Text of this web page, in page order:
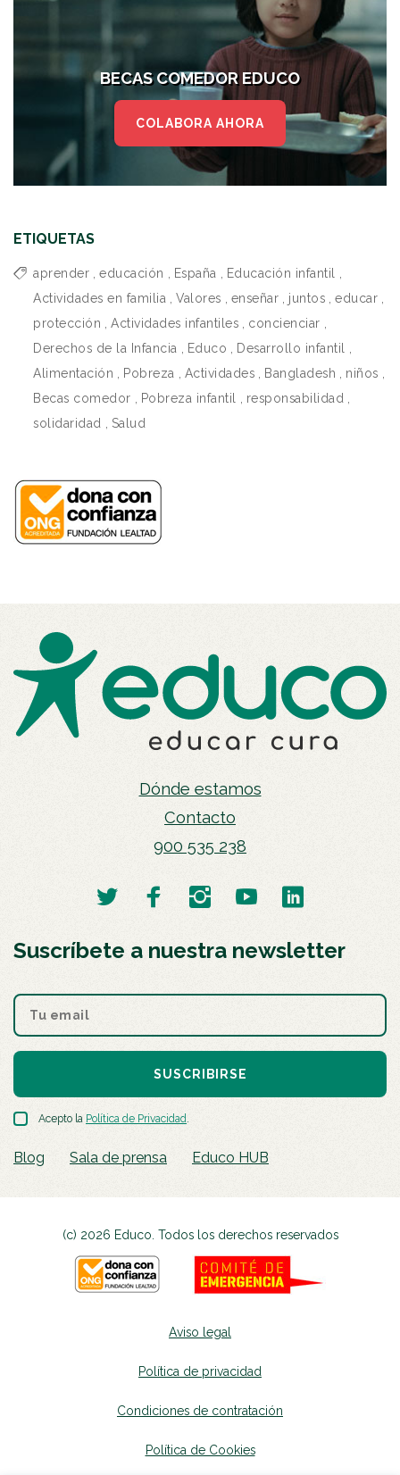
BECAS COMEDOR EDUCO
COLABORA AHORA
ETIQUETAS
aprender , educación , España , Educación infantil ,
Actividades en familia , Valores , enseñar , juntos , educar ,
protección , Actividades infantiles , concienciar ,
Derechos de la Infancia , Educo , Desarrollo infantil ,
Alimentación , Pobreza , Actividades , Bangladesh , niños ,
Becas comedor , Pobreza infantil , responsabilidad ,
solidaridad , Salud
Dónde estamos
Contacto
900 535 238
Suscríbete a nuestra newsletter
SUSCRIBIRSE
Acepto la Política de Privacidad.
Blog Sala de prensa Educo HUB
(c) 2026 Educo. Todos los derechos reservados
Aviso legal
Política de privacidad
Condiciones de contratación
Política de Cookies